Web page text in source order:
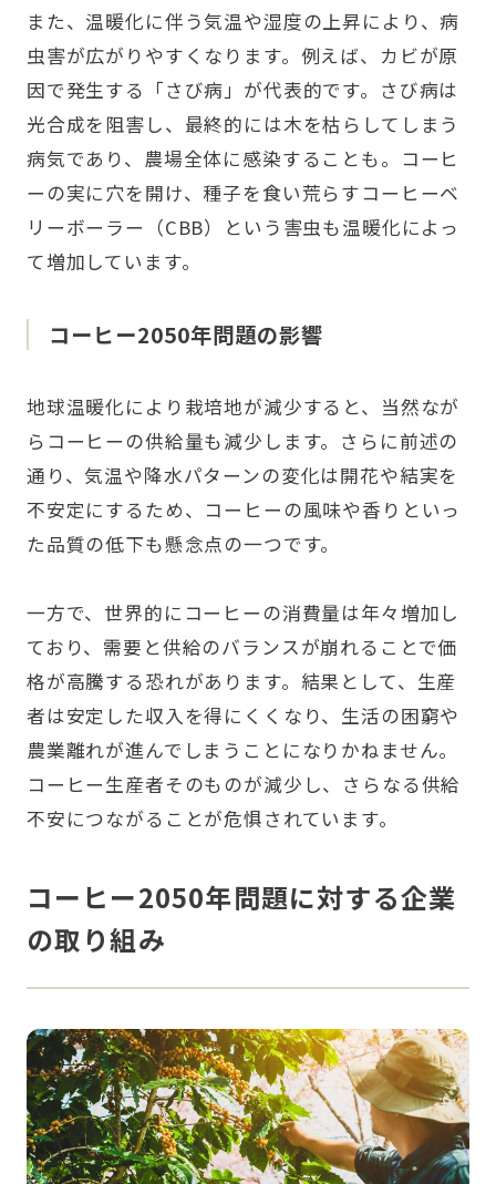
また、温暖化に伴う気温や湿度の上昇により、病
虫害が広がりやすくなります。例えば、カビが原
因で発生する「さび病」が代表的です。さび病は
光合成を阻害し、最終的には木を枯らしてしまう
病気であり、農場全体に感染することも。コーヒ
ーの実に穴を開け、種子を食い荒らすコーヒーベ
リーボーラー（CBB）という害虫も温暖化によっ
て増加しています。
コーヒー2050年問題の影響
地球温暖化により栽培地が減少すると、当然なが
らコーヒーの供給量も減少します。さらに前述の
通り、気温や降水パターンの変化は開花や結実を
不安定にするため、コーヒーの風味や香りといっ
た品質の低下も懸念点の一つです。
一方で、世界的にコーヒーの消費量は年々増加し
ており、需要と供給のバランスが崩れることで価
格が高騰する恐れがあります。結果として、生産
者は安定した収入を得にくくなり、生活の困窮や
農業離れが進んでしまうことになりかねません。
コーヒー生産者そのものが減少し、さらなる供給
不安につながることが危惧されています。
コーヒー2050年問題に対する企業
の取り組み